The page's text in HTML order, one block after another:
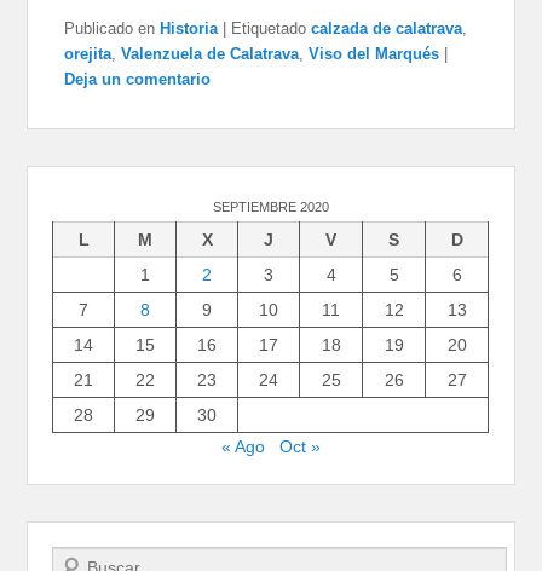
Publicado en Historia Etiquetado calzada de calatrava,
orejita,Valenzuela de Calatrava,Viso del Marqués
Deja un comentario
SEPTIEMBRE 2020
L M X J V S
D
1
2 3 4 5
6
7
8 9 10 11 12
13
14
15 16 17 18 19
20
21
22 23 24 25 26
27
28
29
30
« Ago
Oct »
Buscar